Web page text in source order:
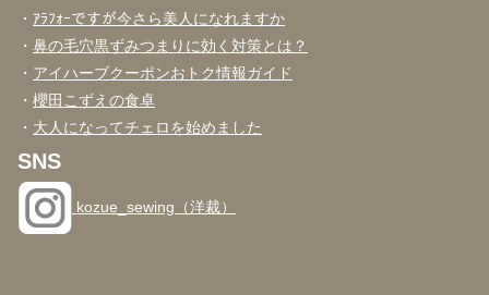
・ ｱﾗﾌｫｰですが今さら美人になれますか
・ 鼻の毛穴黒ずみつまりに効く対策とは？
・ アイハーブクーポンおトク情報ガイド
・ 櫻田こずえの食卓
・ 大人になってチェロを始めました
SNS
kozue_sewing（洋裁）